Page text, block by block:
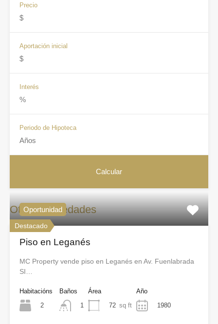
Precio
Aportación inicial
Interés
Periodo de Hipoteca
Otras propiedades
Destacado
Oportunidad
Piso en Leganés
MC Property vende piso en Leganés en Av. Fuenlabrada
SI…
Habitacións
2
Baños
1
Área
72 sq ft
Año
1980